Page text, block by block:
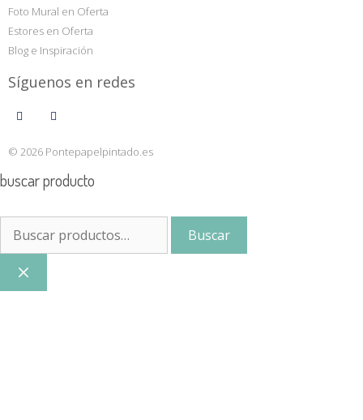
Foto Mural en Oferta
Estores en Oferta
Blog e Inspiración
Síguenos en redes
© 2026 Pontepapelpintado.es
buscar producto
Buscar